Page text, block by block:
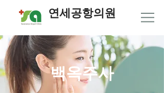
연세공항의원
백옥주사